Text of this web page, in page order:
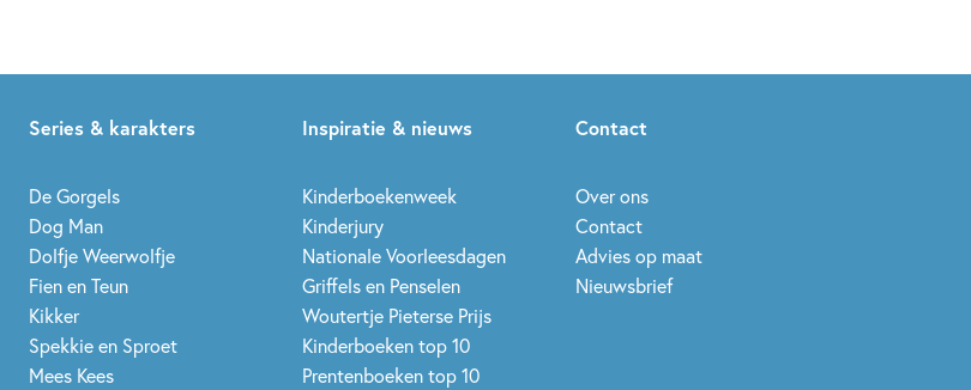
Series & karakters
De Gorgels
Dog Man
Dolfje Weerwolfje
Fien en Teun
Kikker
Spekkie en Sproet
Mees Kees
Inspiratie & nieuws
Kinderboekenweek
Kinderjury
Nationale Voorleesdagen
Griffels en Penselen
Woutertje Pieterse Prijs
Kinderboeken top 10
Prentenboeken top 10
Contact
Over ons
Contact
Advies op maat
Nieuwsbrief